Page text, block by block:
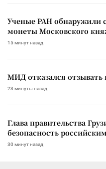
Ученые РАН обнаружили
монеты Московского
15 минут назад
МИД отказался
23 минуты назад
Глава правительства
безопасность
30 минут назад